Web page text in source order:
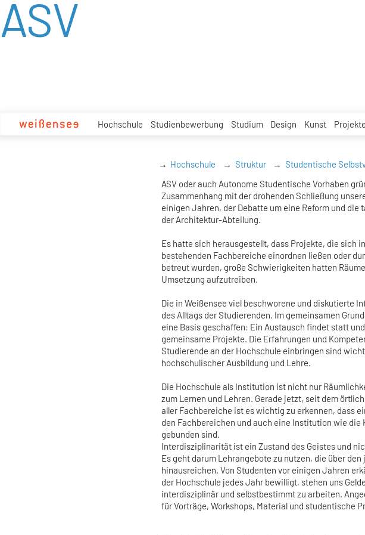
zum
Inhalt
Hochschule Studienbewerbung Studium Design Kunst Projekte
ASV
Hochschule Struktur Studentische
ASV oder auch Autonome Studentische Vorhaben
Zusammenhang mit der drohenden Schließung
einigen Jahren, der Debatte um eine Reform und die
der Architektur-Abteilung.
Es hatte sich herausgestellt, dass Projekte, die sich
bestehenden Fachbereiche einordnen ließen oder
betreut wurden, große Schwierigkeiten hatten
Umsetzung aufzutreiben.
Die in Weißensee viel beschworene und diskutierte
des Alltags der Studierenden. Im gemeinsamen
eine Basis geschaffen: Ein Austausch findet statt
gemeinsame Projekte. Die Erfahrungen und
Studierende an der Hochschule einbringen sind
hochschulischer Ausbildung und Lehre.
Die Hochschule als Institution ist nicht nur
zum Lernen und Lehren. Gerade jetzt, seit dem
aller Fachbereiche ist es wichtig zu erkennen, dass
den Fachbereichen und auch eine Institution wie die
gebunden sind.
Interdisziplinarität ist ein Zustand des Geistes und
Es geht darum Lehrangebote zu nutzen, die über
hinausreichen. Von Studenten vor einigen Jahren
der Hochschule jedes Jahr bewilligt, stehen uns
interdisziplinär und selbstbestimmt zu arbeiten.
für Vorträge, Workshops, Material und studentische